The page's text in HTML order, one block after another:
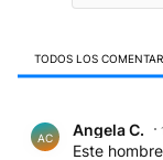
TODOS LOS
AC Angela C.
Este